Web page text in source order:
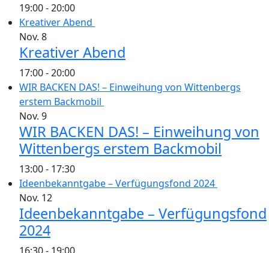
19:00-20:00
Kreativer Abend
Nov. 8
Kreativer Abend
17:00-20:00
WIR BACKEN DAS! – Einweihung von Wittenbergs
erstem Backmobil
Nov. 9
WIR BACKEN DAS! – Einweihung von
Wittenbergs erstem Backmobil
13:00- 17:30
Ideenbekanntgabe – Verfügungsfond 2024
Nov. 12
Ideenbekanntgabe – Verfügungsfond
2024